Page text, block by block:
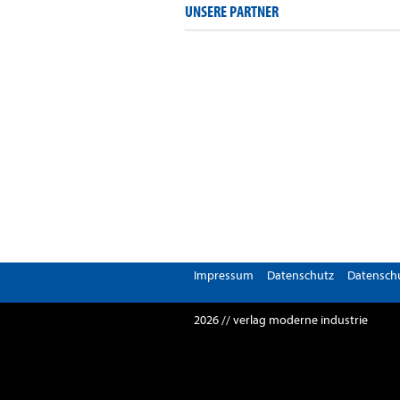
UNSERE PARTNER
Impressum Datenschutz
2026 // verlag moderne industrie